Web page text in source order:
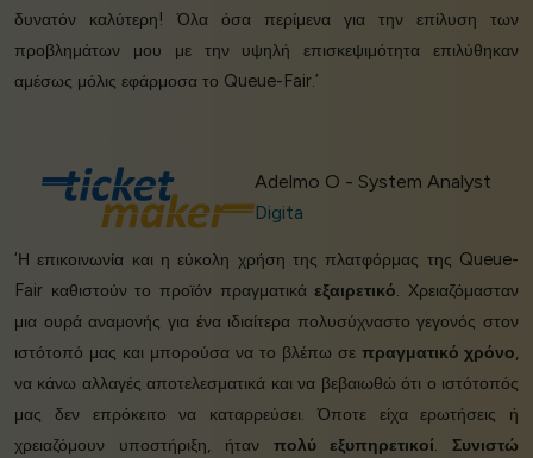
δυνατόν καλύτερη! Όλα όσα περίμενα για την επίλυση των
προβλημάτων μου με την υψηλή επισκεψιμότητα επιλύθηκαν
αμέσως μόλις εφάρμοσα το Queue-Fair.’
Adelmo O - System Analyst
Digita
‘Η επικοινωνία και η εύκολη χρήση της πλατφόρμας της Queue-
Fair καθιστούν το προϊόν πραγματικάεξαιρετικό. Χρειαζόμασταν
μια ουρά αναμονής για ένα ιδιαίτερα πολυσύχναστο γεγονός στον
ιστότοπό μας και μπορούσα να το βλέπω σε πραγματικό χρόνο,
να κάνω αλλαγές αποτελεσματικά και να βεβαιωθώ ότι ο ιστότοπός
μας δεν επρόκειτο να καταρρεύσει. Όποτε είχα ερωτήσεις ή
χρειαζόμουν υποστήριξη, ήταν πολύ εξυπηρετικοί. Συνιστώ